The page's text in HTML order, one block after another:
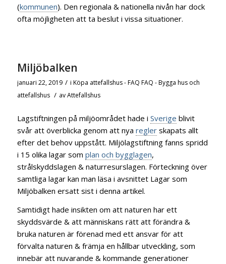
(kommunen). Den regionala & nationella nivån har dock
ofta möjligheten att ta beslut i vissa situationer.
Miljöbalken
januari 22, 2019 / i Köpa attefallshus - FAQ FAQ - Bygga hus och
attefallshus / avAttefallshus
Lagstiftningen på miljöområdet hade i Sverige blivit
svår att överblicka genom att nya reglerskapats allt
efter det behov uppstått. Miljölagstiftning fanns spridd
i 15 olika lagar som plan och bygglagen,
strålskyddslagen & naturresurslagen. Förteckning över
samtliga lagar kan man läsa i avsnittet Lagar som
Miljöbalken ersatt sist i denna artikel.
Samtidigt hade insikten om att naturen har ett
skyddsvärde & att människans rätt att förändra &
bruka naturen är förenad med ett ansvar för att
förvalta naturen & främja en hållbar utveckling, som
innebär att nuvarande & kommande generationer